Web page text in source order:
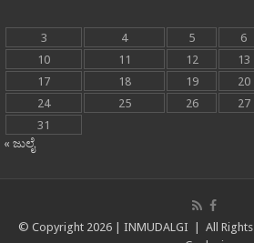
3
4 5 6
10
11 12 13
17
18 19 20
24
25 26 27
31
« ಜುಲೈ
© Copyright 2026 | INMUDALGI | All